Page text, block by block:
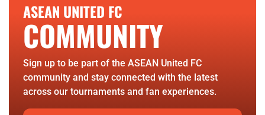
ASEAN UNITED FC
COMMUNITY
Sign up to be part of the ASEAN United FC
community and stay connected with the latest
across our tournaments and fan experiences.